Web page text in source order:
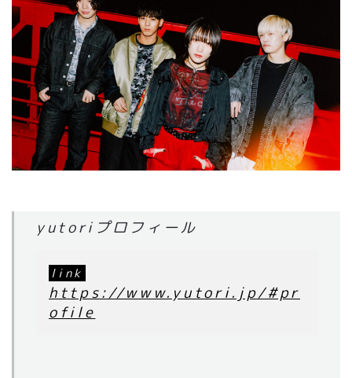
yutoriプロフィール
https://www.yutori.jp/#pr
ofile